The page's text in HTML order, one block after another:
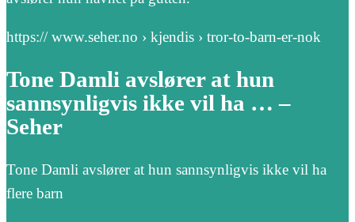
https:// www.seher.no › kjendis › tror-to-barn-er-nok
Tone Damli avslører at hun
sannsynligvis ikke vil ha … –
Seher
Tone Damli avslører at hun sannsynligvis ikke vil ha
flere barn